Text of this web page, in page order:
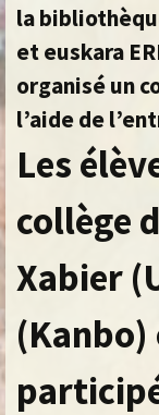
la
et euskara
organisé un
l’aide de
Les
collège
Xabier
(Kanbo)